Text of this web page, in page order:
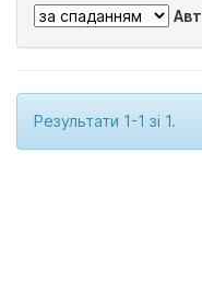
Результати 1-1 зі 1.